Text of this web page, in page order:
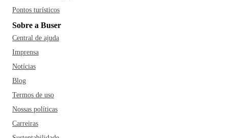
Pontos turísticos
Sobre a Buser
Central de ajuda
Imprensa
Notícias
Blog
Termos de uso
Nossas políticas
Carreiras